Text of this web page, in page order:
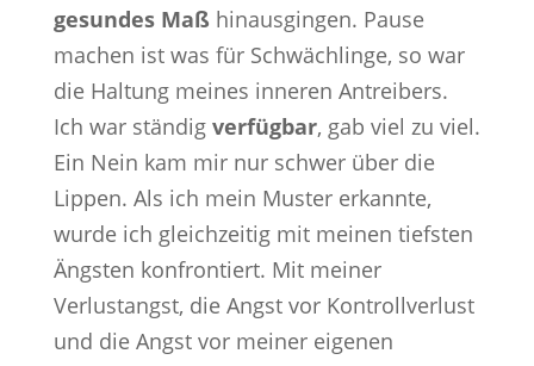
gesundes Maß hinausgingen. Pause
machen ist was für Schwächlinge, so war
die Haltung meines inneren Antreibers.
Ich war ständig verfügbar, gab viel zu viel.
Ein Nein kam mir nur schwer über die
Lippen. Als ich mein Muster erkannte,
wurde ich gleichzeitig mit meinen tiefsten
Ängsten konfrontiert. Mit meiner
Verlustangst, die Angst vor Kontrollverlust
und die Angst vor meiner eigenen